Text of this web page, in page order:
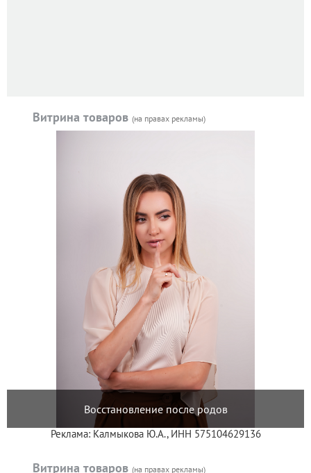
Витрина товаров (на правах рекламы)
Восстановление после родов
Реклама: Калмыкова Ю.А., ИНН 575104629136
Витрина товаров (на правах рекламы)